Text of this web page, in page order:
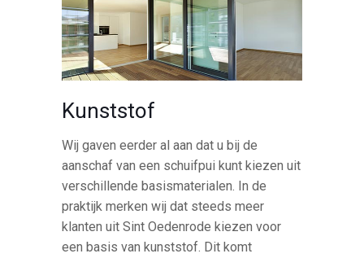
Kunststof
Wij gaven eerder al aan dat u bij de
aanschaf van een schuifpui kunt kiezen uit
verschillende basismaterialen. In de
praktijk merken wij dat steeds meer
klanten uit Sint Oedenrode kiezen voor
een basis van kunststof. Dit komt